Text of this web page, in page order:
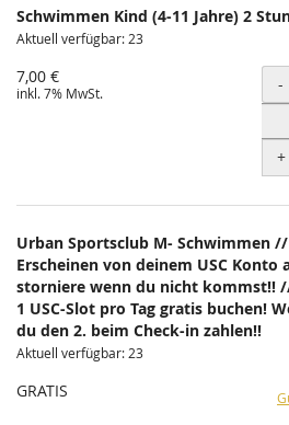
Schwimmen Kind (4-11 Jahre) 2
Aktuell verfügbar: 23
7,00 €
inkl. 7% MwSt. -
+
Urban Sportsclub M- Schwimmen
Erscheinen von deinem USC Konto
storniere wenn du nicht kommst!!
1 USC-Slot pro Tag gratis buchen!
du den 2. beim Check-in zahlen!!
Aktuell verfügbar: 23
GRATIS